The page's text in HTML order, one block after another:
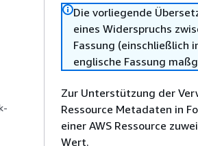
Die vorliegende
eines Widerspruchs
Fassung (einschließlich
englische Fassung
Zur Unterstützung der
Ressource Metadaten in
einer AWS Ressource
Wert.